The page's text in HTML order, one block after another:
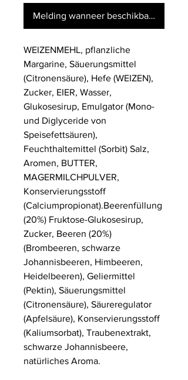
Melding wanneer beschikbaar
WEIZENMEHL, pflanzliche
Margarine, Säuerungsmittel
(Citronensäure), Hefe (WEIZEN),
Zucker, EIER, Wasser,
Glukosesirup, Emulgator (Mono-
und Diglyceride von
Speisefettsäuren),
Feuchthaltemittel (Sorbit) Salz,
Aromen, BUTTER,
MAGERMILCHPULVER,
Konservierungsstoff
(Calciumpropionat).Beerenfüllung
(20%) Fruktose-Glukosesirup,
Zucker, Beeren (20%)
(Brombeeren, schwarze
Johannisbeeren, Himbeeren,
Heidelbeeren), Geliermittel
(Pektin), Säuerungsmittel
(Citronensäure), Säureregulator
(Apfelsäure), Konservierungsstoff
(Kaliumsorbat), Traubenextrakt,
schwarze Johannisbeere,
natürliches Aroma.